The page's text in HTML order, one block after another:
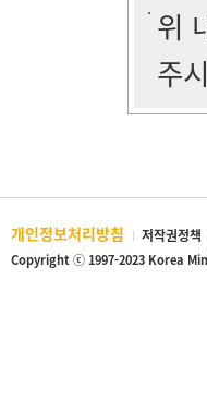
위
주
개인정보처리방침 저작권정책
Copyright ⓒ 1997-2023 Korea